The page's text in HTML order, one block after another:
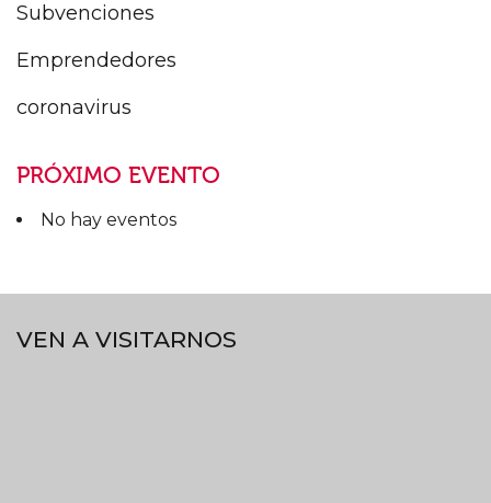
Subvenciones
Emprendedores
coronavirus
PRÓXIMO EVENTO
No hay eventos
VEN A VISITARNOS